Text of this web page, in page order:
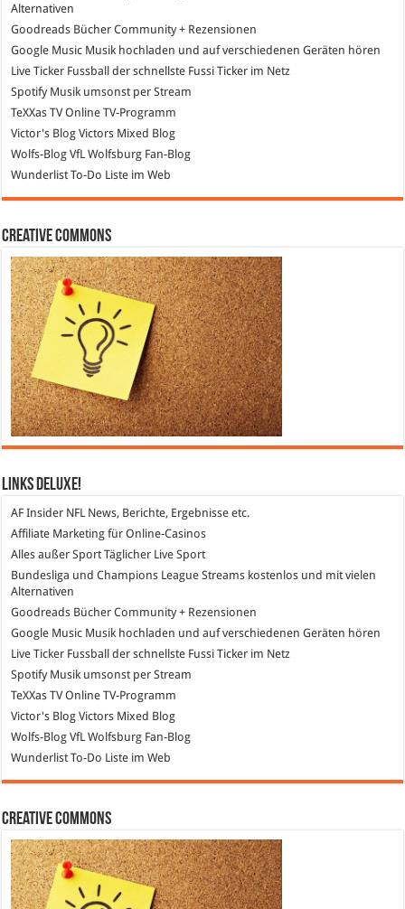
Alternativen
Goodreads Bücher Community + Rezensionen
Google Music Musik hochladen und auf verschiedenen Geräten hören
Live Ticker Fussball der schnellste Fussi Ticker im Netz
SpotifyMusik umsonst per Stream
TeXXas TVOnline TV-Programm
Victor's Blog Victors Mixed Blog
Wolfs-Blog VfL Wolfsburg Fan-Blog
Wunderlist To-Do Liste im Web
Creative Commons
Links DeLuXe!
AF Insider NFL News, Berichte, Ergebnisse etc.
Affiliate Marketing für Online-Casinos
Alles außer SportTäglicher Live Sport
Bundesliga und Champions League Streams kostenlos und mit vielen
Alternativen
Goodreads Bücher Community + Rezensionen
Google Music Musik hochladen und auf verschiedenen Geräten hören
Live Ticker Fussball
der schnellste Fussi Ticker im Netz
SpotifyMusik umsonst per Stream
TeXXas TVOnline TV-Programm
Victor's Blog Victors Mixed Blog
Wolfs-Blog VfL Wolfsburg Fan-Blog
WunderlistTo-Do Liste im Web
Creative Commons